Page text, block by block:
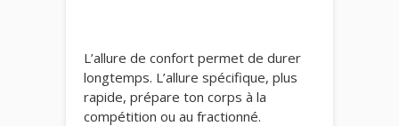
L’allure de confort permet de durer
longtemps. L’allure spécifique, plus
rapide, prépare ton corps à la
compétition ou au fractionné.